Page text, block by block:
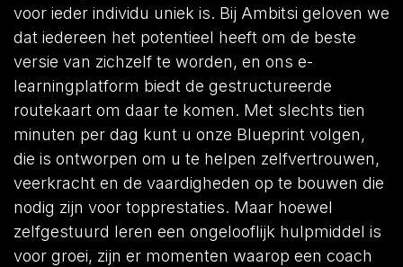
voor ieder individu uniek is. Bij Ambitsi geloven we
dat iedereen het potentieel heeft om de beste
versie van zichzelf te worden, en ons e-
learningplatform biedt de gestructureerde
routekaart om daar te komen. Met slechts tien
minuten per dag kunt u onze Blueprint volgen,
die is ontworpen om u te helpen zelfvertrouwen,
veerkracht en de vaardigheden op te bouwen die
nodig zijn voor topprestaties. Maar hoewel
zelfgestuurd leren een ongelooflijk hulpmiddel is
voor groei, zijn er momenten waarop een coach